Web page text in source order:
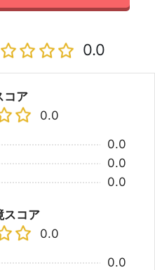
0.0
コア
0.0
0.0
0.0
0.0
スコア
0.0
0.0